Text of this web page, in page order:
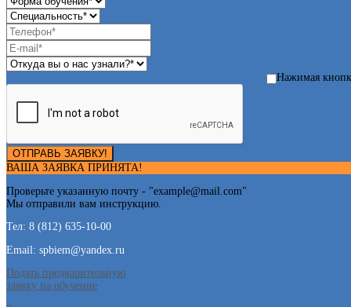
Нажимая
ОТПРАВЬ ЗАЯВКУ!
ВАША ЗАЯВКА ПРИНЯТА!
Проверьте указанную почту - "example@mail.com"
Мы отправили вам инструкцию.
Тел: 8 (812) 635-10-00
Email: spbiem@yandex.ru
Подать предварительную
заявку на обучение